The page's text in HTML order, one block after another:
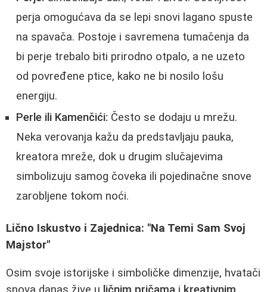
perja omogućava da se lepi snovi lagano spuste
na spavača. Postoje i savremena tumačenja da
bi perje trebalo biti prirodno otpalo, a ne uzeto
od povređene ptice, kako ne bi nosilo lošu
energiju.
Perle ili Kamenčići: Često se dodaju u mrežu.
Neka verovanja kažu da predstavljaju pauka,
kreatora mreže, dok u drugim slučajevima
simbolizuju samog čoveka ili pojedinačne snove
zarobljene tokom noći.
Lično Iskustvo i Zajednica: "Na Temi Sam Svoj
Majstor"
Osim svoje istorijske i simboličke dimenzije, hvatači